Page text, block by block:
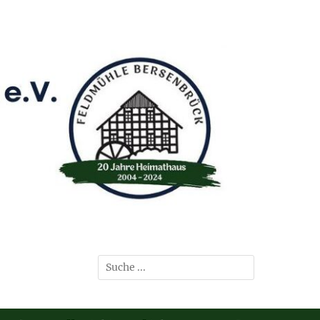
Suchen
nach: